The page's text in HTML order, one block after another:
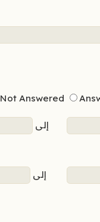
Not Answered
إلى
إلى